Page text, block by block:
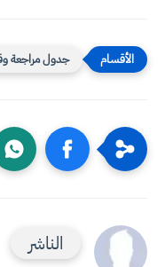
جدول مراجعة
الناشر